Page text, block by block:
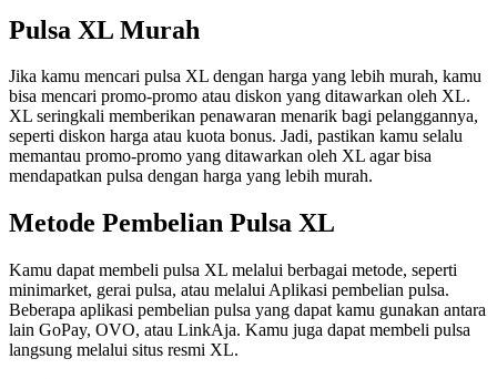
Pulsa XL Murah
Jika kamu mencari pulsa XL dengan harga yang lebih murah, kamu
bisa mencari promo-promo atau diskon yang ditawarkan oleh XL.
XL seringkali memberikan penawaran menarik bagi pelanggannya,
seperti diskon harga atau kuota bonus. Jadi, pastikan kamu selalu
memantau promo-promo yang ditawarkan oleh XL agar bisa
mendapatkan pulsa dengan harga yang lebih murah.
Metode Pembelian Pulsa XL
Kamu dapat membeli pulsa XL melalui berbagai metode, seperti
minimarket, gerai pulsa, atau melalui Aplikasi pembelian pulsa.
Beberapa aplikasi pembelian pulsa yang dapat kamu gunakan antara
lain GoPay, OVO, atau LinkAja. Kamu juga dapat membeli pulsa
langsung melalui situs resmi XL.